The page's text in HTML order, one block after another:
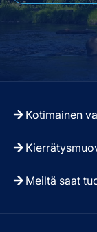
Kotimainen
Meiltä saat